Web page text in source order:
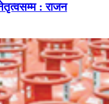
: राजन